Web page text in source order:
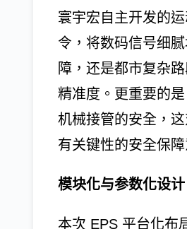
寰宇宏自主开发的
令，将数码信号细
障，还是都市复杂
精准度。更重要的
机械接管的安全，
有关键性的安全保障
模块化与参数化设
本次 EPS 平台化布